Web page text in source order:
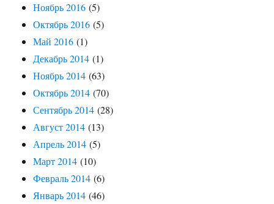
Ноябрь 2016 (5)
Октябрь 2016 (5)
Май 2016 (1)
Декабрь 2014 (1)
Ноябрь 2014 (63)
Октябрь 2014 (70)
Сентябрь 2014 (28)
Август 2014 (13)
Апрель 2014 (5)
Март 2014 (10)
Февраль 2014 (6)
Январь 2014 (46)